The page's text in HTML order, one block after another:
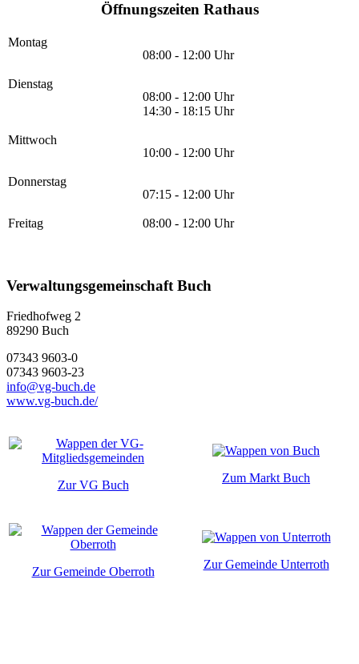
Öffnungszeiten Rathaus
Montag
08:00 - 12:00 Uhr
Dienstag
08:00 - 12:00 Uhr
14:30 - 18:15 Uhr
Mittwoch
10:00 - 12:00 Uhr
Donnerstag
07:15 - 12:00 Uhr
Freitag 08:00 - 12:00 Uhr
Verwaltungsgemeinschaft Buch
Friedhofweg 2
89290 Buch
07343 9603-0
07343 9603-23
info@vg-buch.de
www.vg-buch.de/
Zur VG Buch
Zum Markt Buch
Zur Gemeinde Oberroth
Zur Gemeinde Unterroth